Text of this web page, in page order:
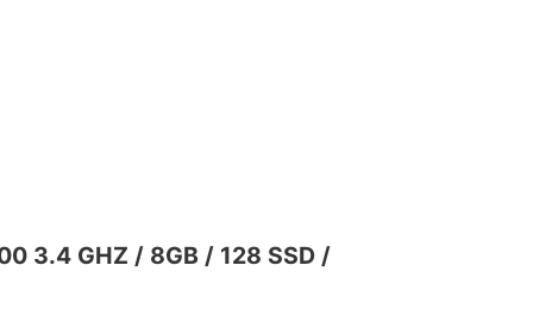
3.4 GHZ / 8GB / 128 SSD /